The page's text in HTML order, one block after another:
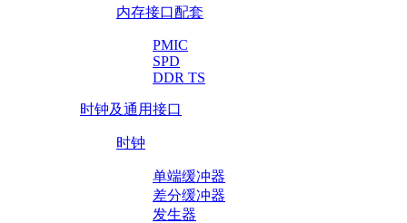
内存接口配套
PMIC
SPD
DDR TS
时钟及通用接口
时钟
单端缓冲器
差分缓冲器
发生器